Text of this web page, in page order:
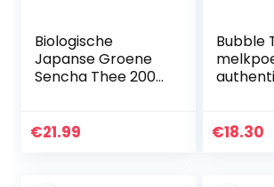
Biologische
Japanse Groene
Sencha Thee 200
Zuivere Groene
€21.99
Bubble
€18.30